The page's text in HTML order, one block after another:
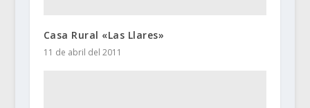
Casa Rural «Las Llares»
11 de abril del 2011